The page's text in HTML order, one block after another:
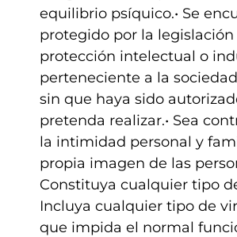
equilibrio psíquico.• Se
protegido por la
protección intelectual o
perteneciente a la
sin que haya sido
pretenda realizar.• Sea
la intimidad personal y
propia imagen de las
Constituya cualquier tipo
Incluya cualquier tipo de
que impida el normal